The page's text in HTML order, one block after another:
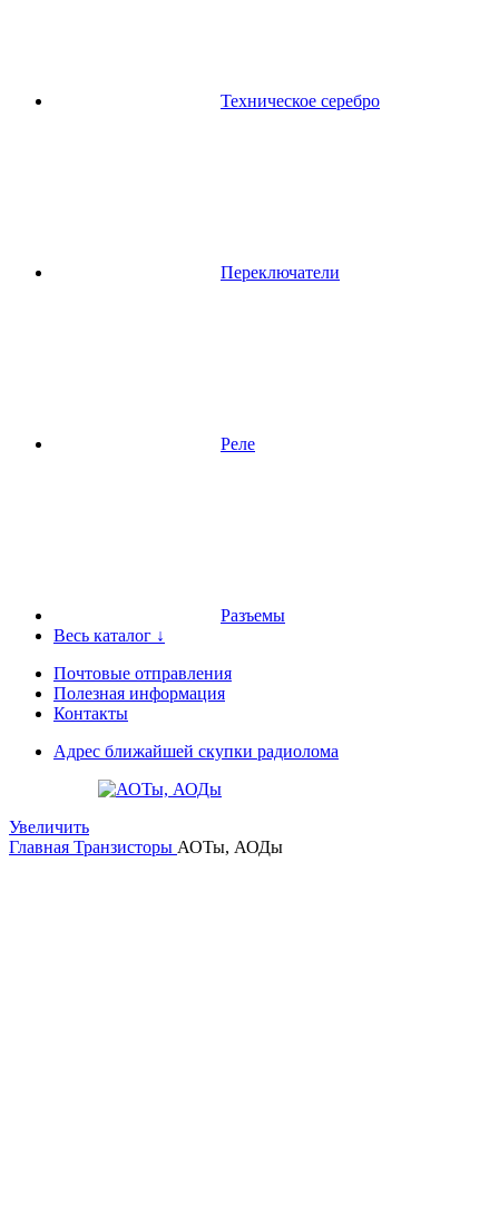
Техническое серебро
Переключатели
Реле
Разъемы
Весь каталог ↓
Почтовые отправления
Полезная информация
Контакты
Адрес ближайшей скупки радиолома
Увеличить
Главная Транзисторы АОТы, АОДы